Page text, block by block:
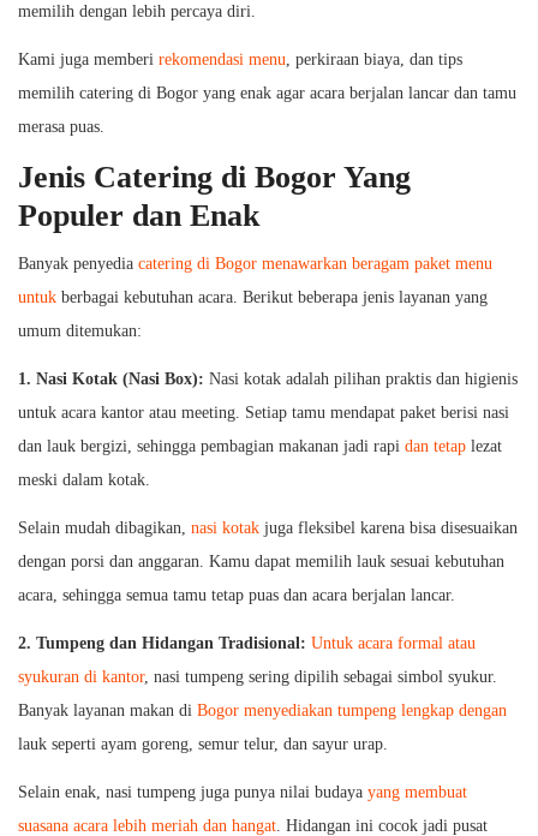
memilih dengan lebih percaya diri.
Kami juga memberi rekomendasi menu , perkiraan biaya, dan tips
memilih catering di Bogor yang enak agar acara berjalan lancar dan tamu
merasa puas.
Jenis Catering di Bogor Yang
Populer dan Enak
Banyak penyedia catering di Bogor menawarkan beragam paket menu
untuk berbagai kebutuhan acara. Berikut beberapa jenis layanan yang
umum ditemukan:
1. Nasi Kotak (Nasi Box): Nasi kotak adalah pilihan praktis dan higienis
untuk acara kantor atau meeting. Setiap tamu mendapat paket berisi nasi
dan lauk bergizi, sehingga pembagian makanan jadi rapi dan tetap lezat
meski dalam kotak.
Selain mudah dibagikan, nasi kotak juga fleksibel karena bisa disesuaikan
dengan porsi dan anggaran. Kamu dapat memilih lauk sesuai kebutuhan
acara, sehingga semua tamu tetap puas dan acara berjalan lancar.
2. Tumpeng dan Hidangan Tradisional: Untuk acara formal atau
syukuran di kantor, nasi tumpeng sering dipilih sebagai simbol syukur.
Banyak layanan makan di Bogor menyediakan tumpeng lengkap dengan
lauk seperti ayam goreng, semur telur, dan sayur urap.
Selain enak, nasi tumpeng juga punya nilai budaya yang membuat
suasana acara lebih meriah dan hangat . Hidangan ini cocok jadi pusat